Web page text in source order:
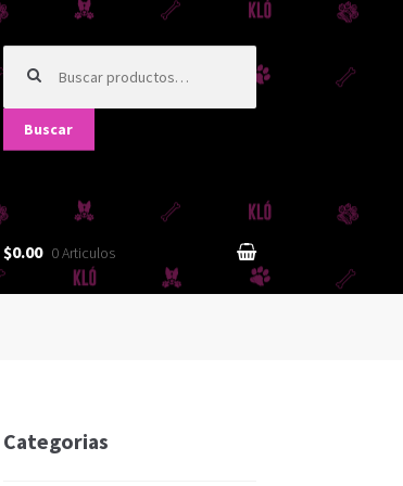
por:
Buscar
$0.00 0 Articulos
Categorias